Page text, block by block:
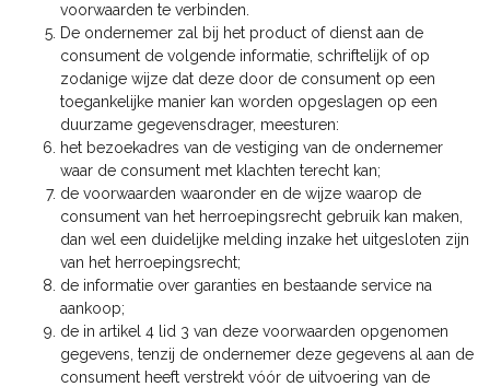
voorwaarden te verbinden.
De ondernemer zal bij het product of dienst aan de
consument de volgende informatie, schriftelijk of op
zodanige wijze dat deze door de consument op een
toegankelijke manier kan worden opgeslagen op een
duurzame gegevensdrager, meesturen:
het bezoekadres van de vestiging van de ondernemer
waar de consument met klachten terecht kan;
de voorwaarden waaronder en de wijze waarop de
consument van het herroepingsrecht gebruik kan maken,
dan wel een duidelijke melding inzake het uitgesloten zijn
van het herroepingsrecht;
de informatie over garanties en bestaande service na
aankoop;
de in artikel 4 lid 3 van deze voorwaarden opgenomen
gegevens, tenzij de ondernemer deze gegevens al aan de
consument heeft verstrekt vóór de uitvoering van de